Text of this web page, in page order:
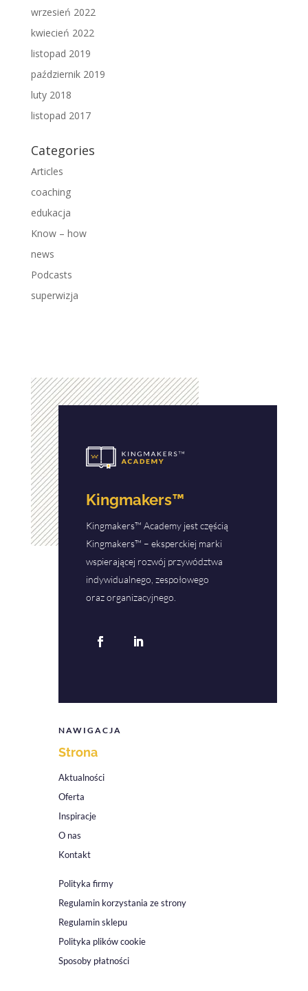
wrzesień 2022
kwiecień 2022
listopad 2019
październik 2019
luty 2018
listopad 2017
Categories
Articles
coaching
edukacja
Know – how
news
Podcasts
superwizja
Kingmakers™
Kingmakers™ Academy jest częścią
Kingmakers™ – eksperckiej marki
wspierającej rozwój przywództwa
indywidualnego, zespołowego
oraz organizacyjnego.
NAWIGACJA
Strona
Aktualności
Oferta
Inspiracje
O nas
Kontakt
Polityka firmy
Regulamin korzystania ze strony
Regulamin sklepu
Polityka plików cookie
Sposoby płatności